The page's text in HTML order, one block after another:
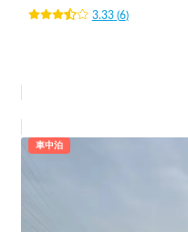
3.33(6)
車中泊